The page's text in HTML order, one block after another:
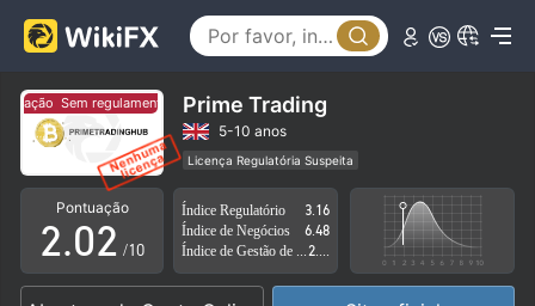
Sem regulamentação Prime Trading
5-10 anos
Licença Regulatória Suspeita
Região de negócios suspeita
Risco potencial alto
Pontuação
0
1
2
3
.0
1
0
1
2
3
/10
Índice Regulatório
3.16
Índice de Negócios
6.48